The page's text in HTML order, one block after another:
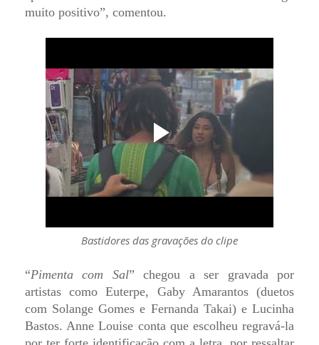
muito positivo”, comentou.
Bastidores das gravações do clipe
“Pimenta com Sal” chegou a ser gravada por
artistas como Euterpe, Gaby Amarantos (duetos
com Solange Gomes e Fernanda Takai) e Lucinha
Bastos. Anne Louise conta que escolheu regravá-la